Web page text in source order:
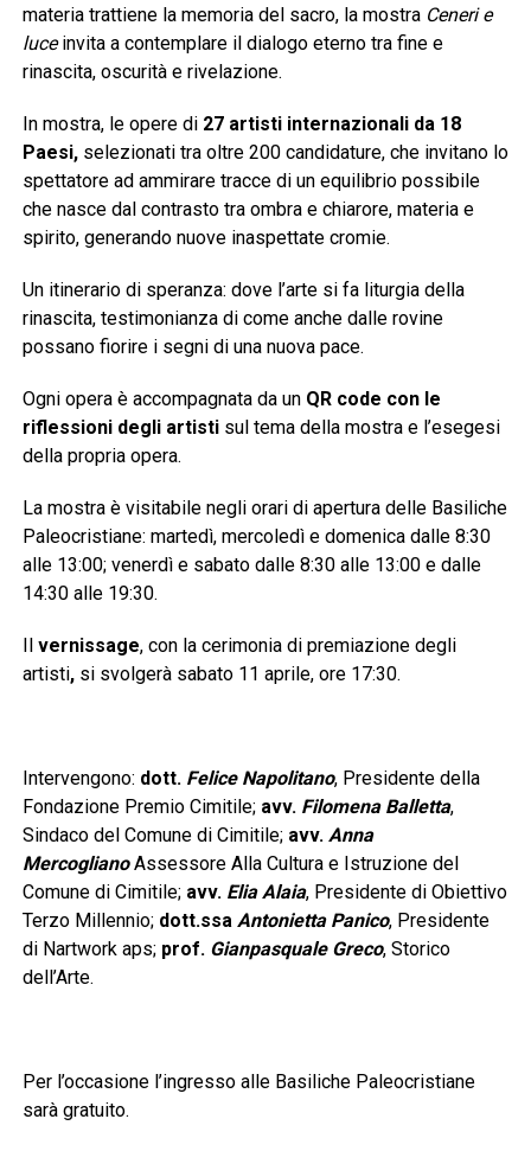
materia trattiene la memoria del sacro, la mostra Ceneri e
luceinvita a contemplare il dialogo eterno tra fine e
rinascita, oscurità e rivelazione.
In mostra, le opere di27 artisti internazionali da 18
Paesi, selezionati tra oltre 200 candidature, che invitano lo
spettatore ad ammirare tracce di un equilibrio possibile
che nasce dal contrasto tra ombra e chiarore, materia e
spirito, generando nuove inaspettate cromie.
Un itinerario di speranza: dove l’arte si fa liturgia della
rinascita, testimonianza di come anche dalle rovine
possano fiorire i segni di una nuova pace.
Ogni opera è accompagnata da un QR code con le
riflessioni degli artistisul tema della mostra e l’esegesi
della propria opera.
La mostra è visitabile negli orari di apertura delle Basiliche
Paleocristiane: martedì, mercoledì e domenica dalle 8:30
alle 13:00; venerdì e sabato dalle 8:30 alle 13:00 e dalle
14:30 alle 19:30.
vernissage, con la cerimonia di premiazione degli
artisti,si svolgerà sabato 11 aprile, ore 17:30.
Intervengono: dott. Felice Napolitano, Presidente della
Fondazione Premio Cimitile; avv. Filomena Balletta,
Sindaco del Comune di Cimitile; avv. Anna
MercoglianoAssessore Alla Cultura e Istruzione del
Comune di Cimitile; avv. Elia Alaia, Presidente di Obiettivo
Terzo Millennio; dott.ssa Antonietta Panico, Presidente
di Nartwork aps; prof. Gianpasquale Greco, Storico
dell’Arte.
Per l’occasione l’ingresso alle Basiliche Paleocristiane
sarà gratuito.